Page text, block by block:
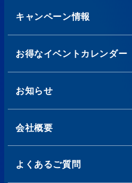
キャンペーン情報
お得なイベントカレンダー
お知らせ
会社概要
よくあるご質問